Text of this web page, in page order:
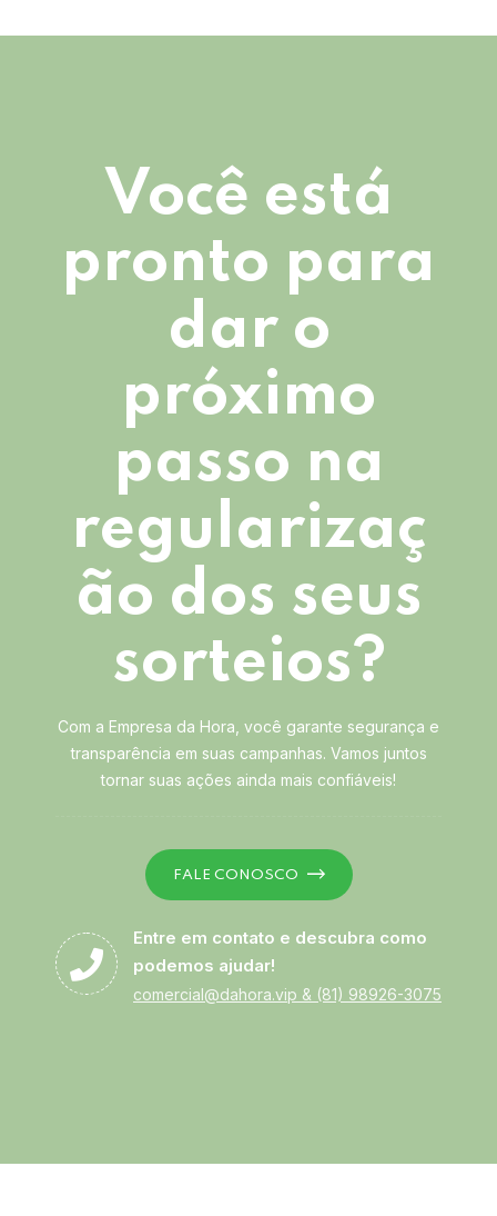
Você está
pronto para
dar o
próximo
passo na
regularizaç
ão dos seus
sorteios?
Com a Empresa da Hora, você garante segurança e
transparência em suas campanhas. Vamos juntos
tornar suas ações ainda mais confiáveis!
FALE CONOSCO
Entre em contato e descubra como
podemos ajudar!
comercial@dahora.vip & (81) 98926-3075